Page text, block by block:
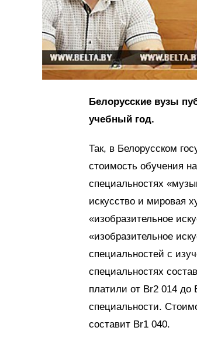
Белорусские вузы
учебный год.
Так, в Белорусском
стоимость обучения
специальностях
искусство и мировая
«изобразительное
«изобразительное
специальностей с
специальностях
платили от Br2 014 до
специальности.
составит Br1 040.